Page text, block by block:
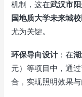
机制，这在武汉市
国地质大学未来城
尤为关键。
环保导向设计：在
元）等项目中，通
合，实现照明效果与